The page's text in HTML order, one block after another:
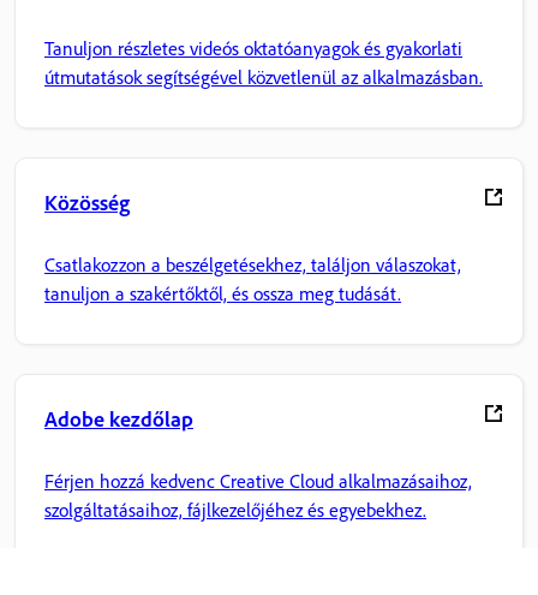
Tanuljon részletes videós oktatóanyagok és gyakorlati
útmutatások segítségével közvetlenül az alkalmazásban.
Közösség
Csatlakozzon a beszélgetésekhez, találjon válaszokat,
tanuljon a szakértőktől, és ossza meg tudását.
Adobe kezdőlap
Férjen hozzá kedvenc Creative Cloud alkalmazásaihoz,
szolgáltatásaihoz, fájlkezelőjéhez és egyebekhez.